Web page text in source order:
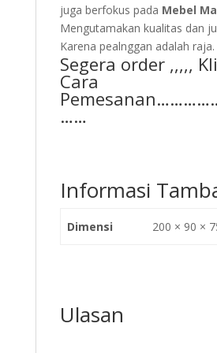
juga berfokus pada Mebel
Mengutamakan kualitas dan
Karena pealnggan adalah raja.
Segera order ,,,,,
Cara
……
Informasi
Dimensi 200 × 90 ×
Ulasan